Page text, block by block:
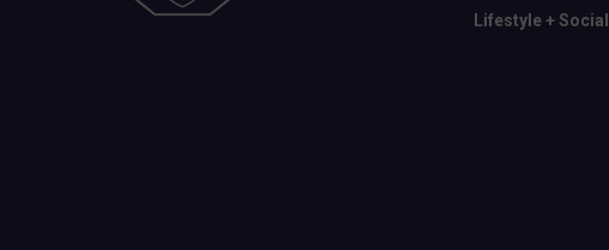
Lifestyle + Social